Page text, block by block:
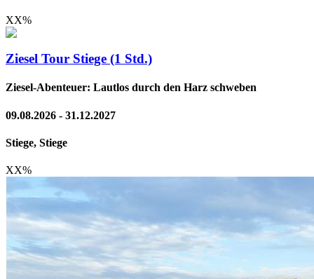
XX%
Ziesel Tour Stiege (1 Std.)
Ziesel-Abenteuer: Lautlos durch den Harz schweben
09.08.2026 - 31.12.2027
Stiege, Stiege
XX%